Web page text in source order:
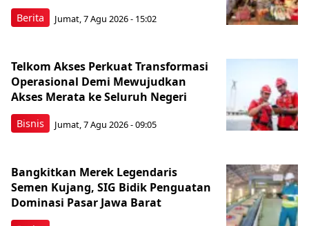
Berita Jumat, 7 Agu 2026 - 15:02
Bisnis
Telkom Akses Perkuat Transformasi
Operasional Demi Mewujudkan
Akses Merata ke Seluruh Negeri
Jumat, 7 Agu 2026 - 09:05
Bangkitkan Merek Legendaris
Semen Kujang, SIG Bidik Penguatan
Dominasi Pasar Jawa Barat